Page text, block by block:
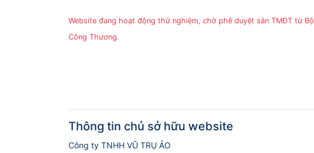
Website đang hoạt động thử nghiệm, chờ phê duyệt sàn TMĐT từ Bộ
Công Thương.
Thông tin chủ sở hữu website
Công ty TNHH VŨ TRỤ ẢO